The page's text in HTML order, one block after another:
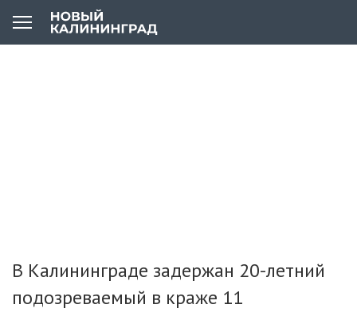
В Калининграде задержан 20-летний
подозреваемый в краже 11